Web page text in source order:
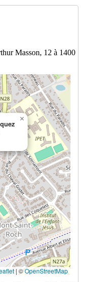
Masson, 12 à 1400
×
| ©OpenStreetMap